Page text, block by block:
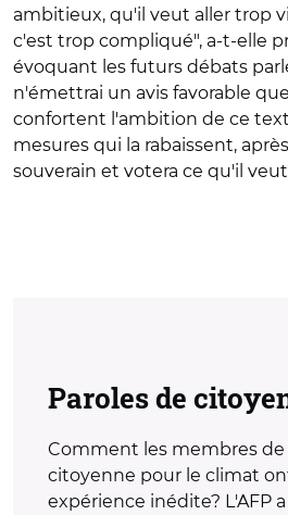
ambitieux, qu'il veut aller trop
c'est trop compliqué", a-t-elle
évoquant les futurs débats
n'émettrai un avis favorable
confortent l'ambition de ce
mesures qui la rabaissent,
souverain et votera ce qu'il
Paroles de
Comment les membres
citoyenne pour le climat
expérience inédite? L'AFP